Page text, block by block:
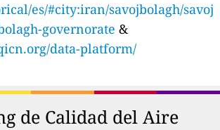
es/#city:iran/savojbolagh/savoj
governorate &
data-platform/
de Calidad del Aire